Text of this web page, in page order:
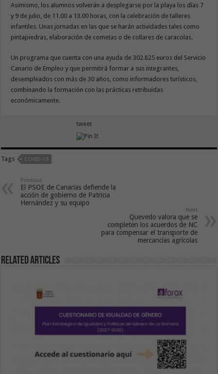
Asimismo, los alumnos volverán a desplegarse por la playa los días 7
y 9 de julio, de 11.00 a 13.00 horas, con la celebración de talleres
infantiles. Unas jornadas en las que se harán actividades tales como
pintapiedras, elaboración de cometas o de collares de caracolas.
Un programa que cuenta con una ayuda de 302.825 euros del Servicio
Canario de Empleo y que permitirá formar a sus integrantes,
desempleados con más de 30 años, como informadores turísticos,
combinando la formación con las prácticas retribuidas
económicamente.
tweet
Tags COVID-19
Previous
El PSOE de Canarias defiende la
acción de gobierno de Patricia
Hernández y su equipo
Next
Quevedo valora que se
completen los acuerdos de NC
para compensar el transporte de
mercancías agrícolas
Related Articles